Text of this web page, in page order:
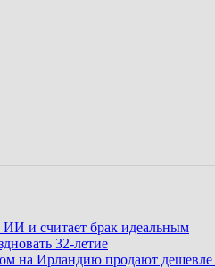
и считает брак идеальным
32-летие
на Ирландию продают